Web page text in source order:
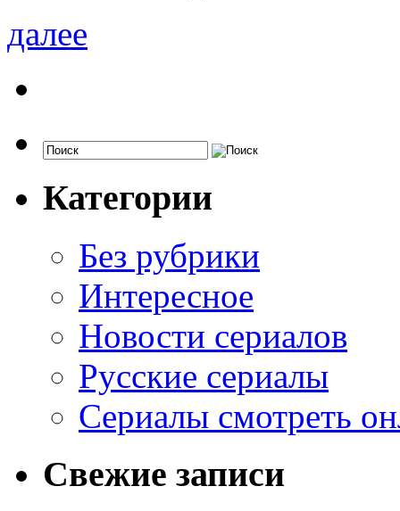
далее
Категории
Без рубрики
Интересное
Новости сериалов
Русские сериалы
Сериалы смотреть
Свежие записи